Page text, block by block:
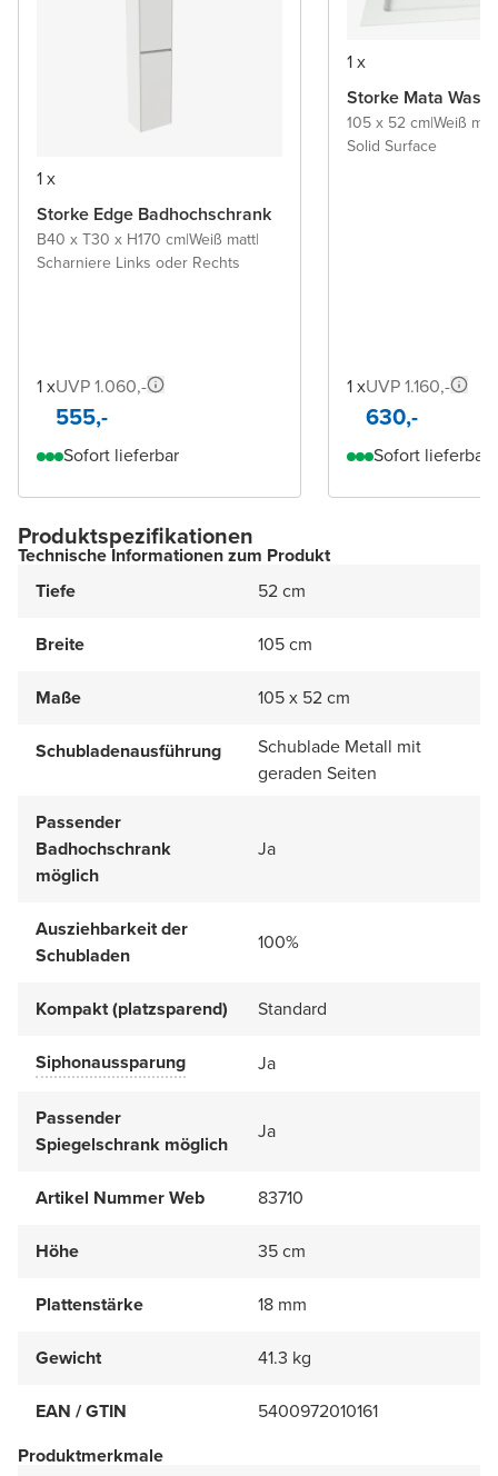
1 x
Storke Edge Badhochschrank
B40 x T30 x H170 cm|Weiß matt|
Scharniere Links oder Rechts
1 xUVP 1.060,-
555,-
Sofort lieferbar
1 x
Storke Mata
105 x 52 cm|Weiß
Solid Surface
1 xUVP 1.160,-
630,-
Sofort lieferbar
Produktspezifikationen
Technische Informationen zum Produkt
Tiefe
52 cm
Breite 105 cm
Maße 105 x 52 cm
Schubladenausführung
Schublade Metall mit
geraden Seiten
Passender
Badhochschrank
möglich
Ja
Ausziehbarkeit der
Schubladen
100%
Kompakt (platzsparend) Standard
Siphonaussparung Ja
Passender
Spiegelschrank möglich
Ja
Artikel Nummer Web 83710
Höhe 35 cm
Plattenstärke 18 mm
Gewicht 41.3 kg
EAN / GTIN
5400972010161
Produktmerkmale